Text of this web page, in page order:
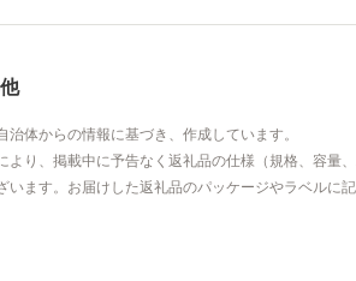
治体からの情報に基づき、作成しています。
より、掲載中に予告なく返礼品の仕様（規格、容量
います。お届けした返礼品のパッケージやラベルに